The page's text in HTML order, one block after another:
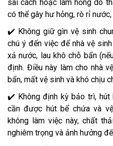
sai cách hoặc làm hỏng do
có thể gây hư hỏng, rò rỉ
✔️ Không giữ gìn vệ sinh
chú ý đến việc để nhà vệ
xả nước, lau khô chỗ bẩn
định. Điều này làm cho nhà
bẩn, mất vệ sinh và khó chịu
✔️ Không định kỳ bảo trì, hút
cần được hút bể chứa và
không làm việc này, chất
nghiêm trọng và ảnh hưởng